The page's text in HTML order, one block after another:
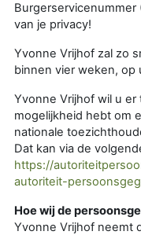
Burgerservicenummer
van je privacy!
Yvonne Vrijhof zal zo
binnen vier weken, op
Yvonne Vrijhof wil u
mogelijkheid hebt om
nationale
Dat kan via de
https://
autoriteit-
Hoe wij de
Yvonne Vrijhof neemt